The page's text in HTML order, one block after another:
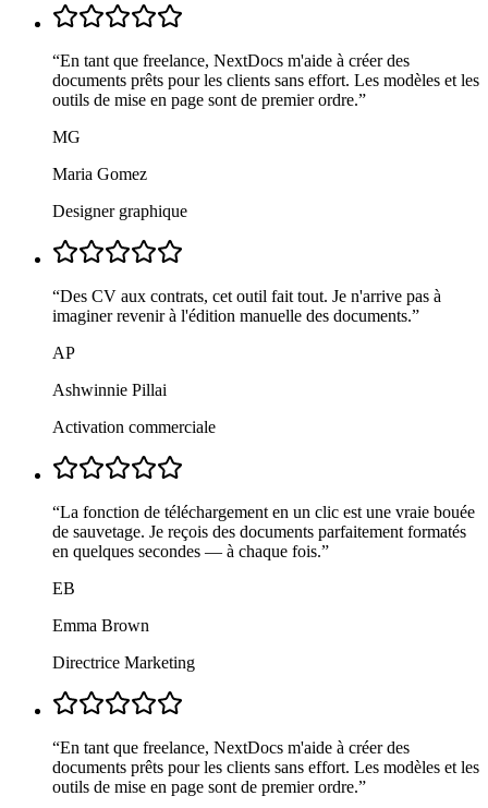
“En tant que freelance, NextDocs m'aide à créer des
documents prêts pour les clients sans effort. Les modèles et les
outils de mise en page sont de premier ordre.”
MG
Maria Gomez
Designer graphique
“Des CV aux contrats, cet outil fait tout. Je n'arrive pas à
imaginer revenir à l'édition manuelle des documents.”
AP
Ashwinnie Pillai
Activation commerciale
“La fonction de téléchargement en un clic est une vraie bouée
de sauvetage. Je reçois des documents parfaitement formatés
en quelques secondes — à chaque fois.”
EB
Emma Brown
Directrice Marketing
“En tant que freelance, NextDocs m'aide à créer des
documents prêts pour les clients sans effort. Les modèles et les
outils de mise en page sont de premier ordre.”